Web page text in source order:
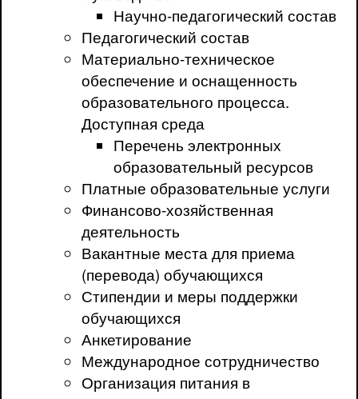
Научно-педагогический состав
Педагогический состав
Материально-техническое
обеспечение и оснащенность
образовательного процесса.
Доступная среда
Перечень электронных
образовательный ресурсов
Платные образовательные услуги
Финансово-хозяйственная
деятельность
Вакантные места для приема
(перевода) обучающихся
Стипендии и меры поддержки
обучающихся
Анкетирование
Международное сотрудничество
Организация питания в